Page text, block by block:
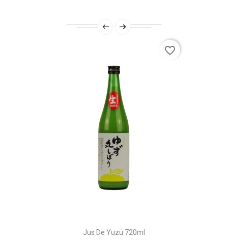
Jus De Yuzu 720ml
favorite_border